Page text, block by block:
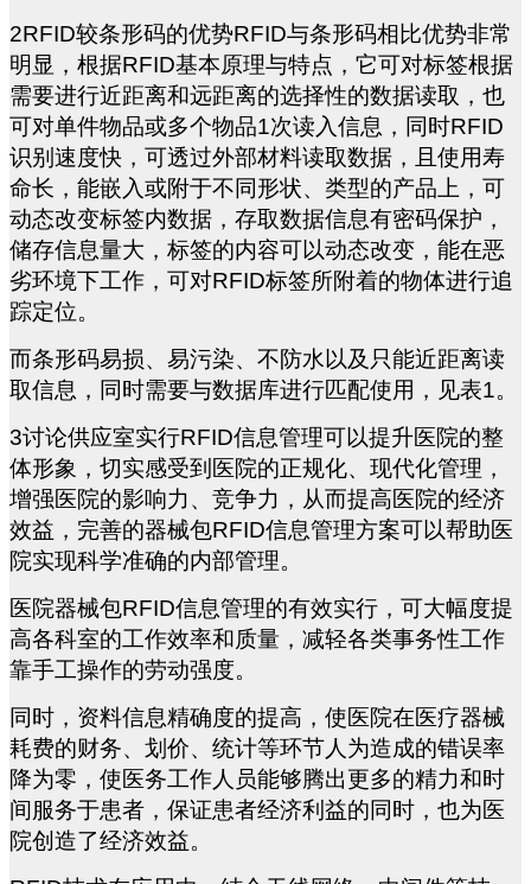
2RFID较条形码的优势RFID与条形码相比优势非常
明显，根据RFID基本原理与特点，它可对标签根据
需要进行近距离和远距离的选择性的数据读取，也
可对单件物品或多个物品1次读入信息，同时RFID
识别速度快，可透过外部材料读取数据，且使用寿
命长，能嵌入或附于不同形状、类型的产品上，可
动态改变标签内数据，存取数据信息有密码保护，
储存信息量大，标签的内容可以动态改变，能在恶
劣环境下工作，可对RFID标签所附着的物体进行追
踪定位。
而条形码易损、易污染、不防水以及只能近距离读
取信息，同时需要与数据库进行匹配使用，见表1。
3讨论供应室实行RFID信息管理可以提升医院的整
体形象，切实感受到医院的正规化、现代化管理，
增强医院的影响力、竞争力，从而提高医院的经济
效益，完善的器械包RFID信息管理方案可以帮助医
院实现科学准确的内部管理。
医院器械包RFID信息管理的有效实行，可大幅度提
高各科室的工作效率和质量，减轻各类事务性工作
靠手工操作的劳动强度。
同时，资料信息精确度的提高，使医院在医疗器械
耗费的财务、划价、统计等环节人为造成的错误率
降为零，使医务工作人员能够腾出更多的精力和时
间服务于患者，保证患者经济利益的同时，也为医
院创造了经济效益。